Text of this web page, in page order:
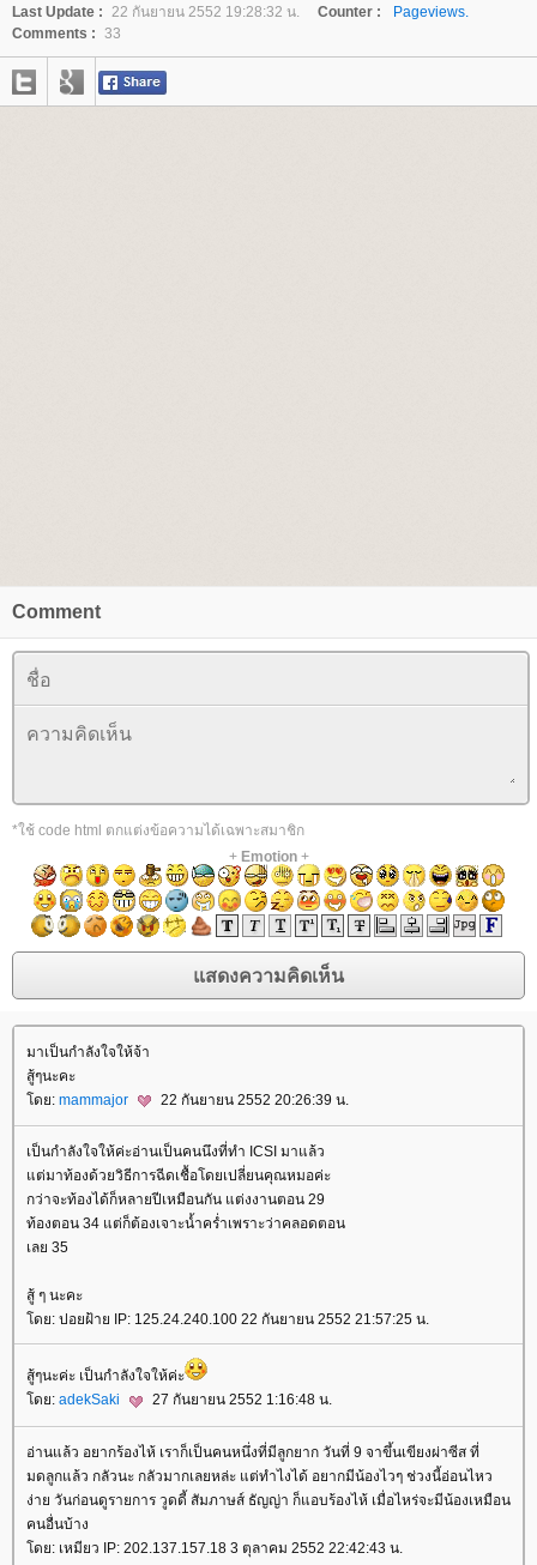
Last Update : 22 กันยายน 2552 19:28:32 น. Counter :
Pageviews.
Comments : 33
Comment
*ใช้ code html ตกแต่งข้อความได้เฉพาะสมาชิก
+ Emotion+
มาเป็นกำลังใจให้จ้า
สู้ๆนะคะ
ดย: mammajor 22 กันยายน 2552 20:26:39 น.
เป็นกำลังใจให้ค่ะอ่านเป็นคนนึงที่ทำ ICSI มาแล้ว
ต่มาท้องด้วยวิธีการฉีดเชื้อโดยเปลี่ยนคุณหมอค่ะ
กว่าจะท้องได้ก็หลายปีเหมือนกัน แต่งงานตอน 29
ท้องตอน 34 แต่ก็ต้องเจาะน้ำคร่ำเพราะว่าคลอดตอน
เลย 35
สู้ ๆ นะคะ
ดย: ปอยฝ้าย IP: 125.24.240.100 22 กันยายน 2552 21:57:25 น.
สู้ๆนะค่ะ เป็นกำลังใจให้ค่ะ
ดย: adekSaki 27 กันยายน 2552 1:16:48 น.
อ่านแล้ว อยากร้องไห้ เราก็เป็นคนหนึ่งที่มีลูกยาก วันที่ 9 จาขึ้นเขียงผ่าซีส ที่
มดลูกแล้ว กลัวนะ กลัวมากเลยหล่ะ แต่ทำไงได้ อยากมีน้องไวๆ ช่วงนี้อ่อนไหว
ง่าย วันก่อนดูรายการ วูดดี้ สัมภาษส์ ธัญญ่า ก็แอบร้องไห้ เมื่อไหร่จะมีน้องเหมือน
คนอื่นบ้าง
ดย: เหมียว IP: 202.137.157.18 3 ตุลาคม 2552 22:42:43 น.